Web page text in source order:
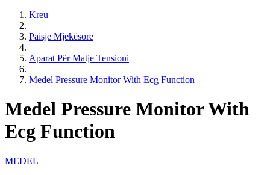
Kreu
Paisje Mjekësore
Aparat Për Matje Tensioni
Medel Pressure Monitor With Ecg Function
Medel Pressure Monitor With
Ecg Function
MEDEL